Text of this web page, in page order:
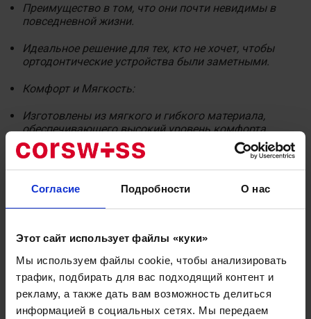
Согласие Подробности О нас
Этот сайт использует файлы «куки»
Мы используем файлы cookie, чтобы анализировать
трафик, подбирать для вас подходящий контент и
рекламу, а также дать вам возможность делиться
информацией в социальных сетях. Мы передаем
Преимущество в том, что они почти невидимы в
повседневной жизни.
Идеальное решение для тех, кто не хочет, чтобы
ортодонтические устройства были заметными.
Комфорт и Мягкость:
Изготовлены из мягкого и гибкого материала,
обеспечивающего высокий уровень комфорта.
Предотвращают раздражение десен и языка, что
часто возникает при использовании традиционных
брекетов.
Легкость в Уходе:
Простота ухода: легко снимать при еде и чистить
Предотвращает проблемы с гигиеной, связанные с
традиционными брекетами.